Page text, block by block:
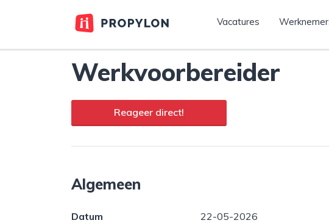
Vacatures
Werkvoorbereider
Reageer direct!
Algemeen
Datum
22-05-2026